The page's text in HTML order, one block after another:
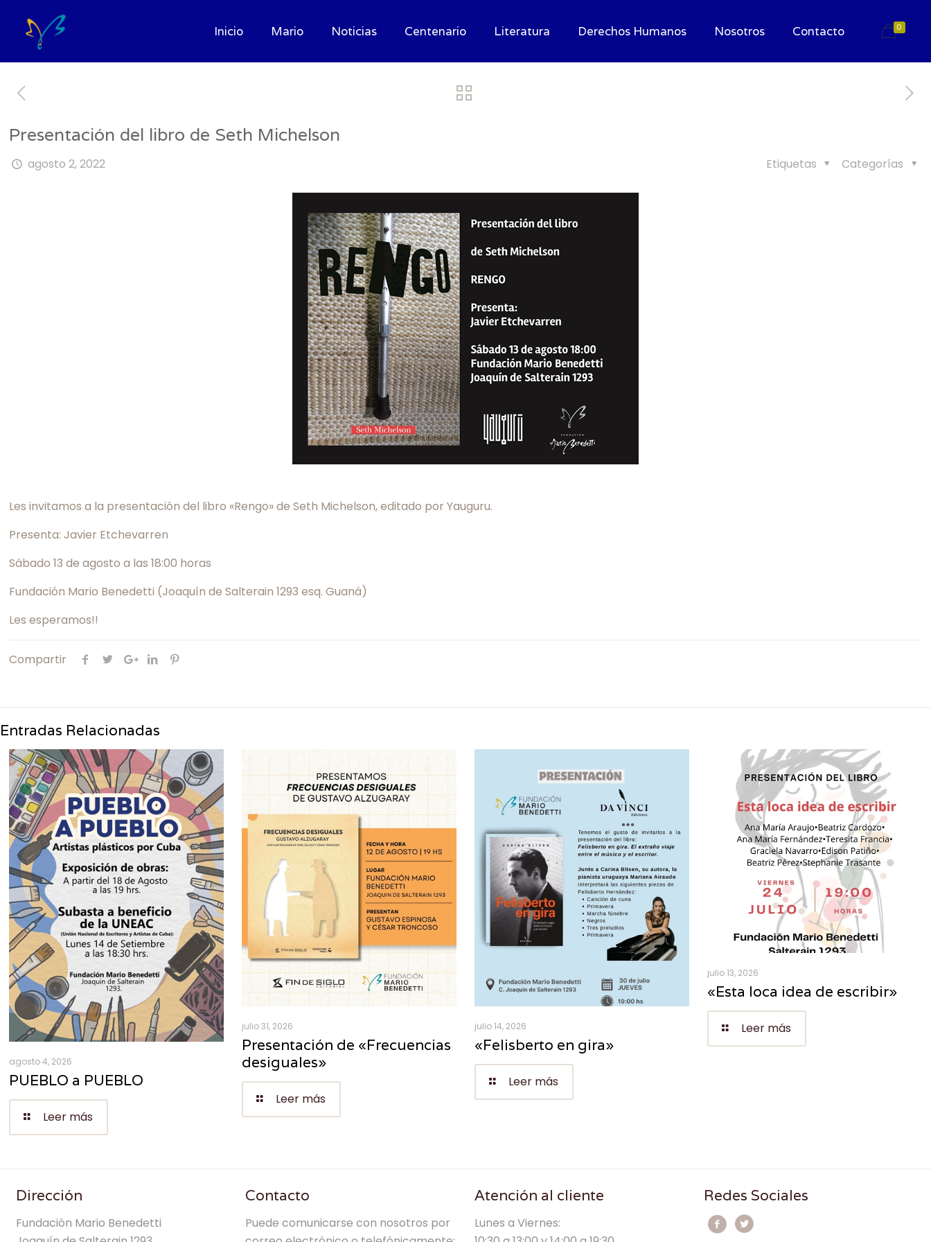
Inicio Mario Noticias Centenario Literatura Derechos Humanos Nosotros Contacto 0
Presentación del libro de Seth Michelson
agosto 2, 2022 Categorías
Etiquetas
Les invitamos a la presentación del libro «Rengo» de Seth Michelson, editado por Yauguru.
Presenta: Javier Etchevarren
Sábado 13 de agosto a las 18:00 horas
Fundación Mario Benedetti (Joaquín de Salterain 1293 esq. Guaná)
Les esperamos!!
Compartir
Entradas Relacionadas
agosto 4, 2026
PUEBLO a PUEBLO
Leer más
julio 31, 2026
Presentación de «Frecuencias
desiguales»
Leer más
julio 14, 2026
«Felisberto en gira»
Leer más
julio 13, 2026
«Esta loca idea de escribir»
Leer más
Dirección
Fundación Mario Benedetti
Contacto
Puede comunicarse con nosotros por
Atención al cliente
Lunes a Viernes:
Redes Sociales